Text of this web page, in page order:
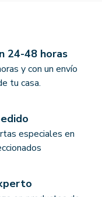
24-48 horas
y con un envío
tu casa.
especiales en